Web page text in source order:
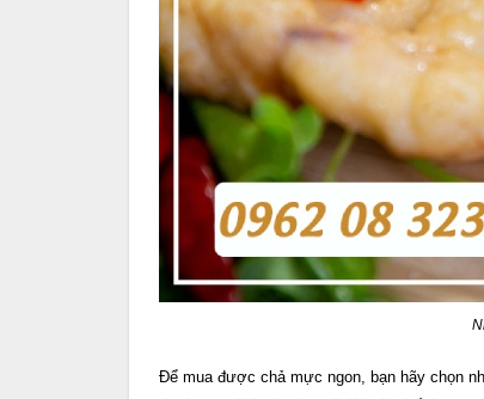
Để mua được chả mực ngon, bạn hãy chọn